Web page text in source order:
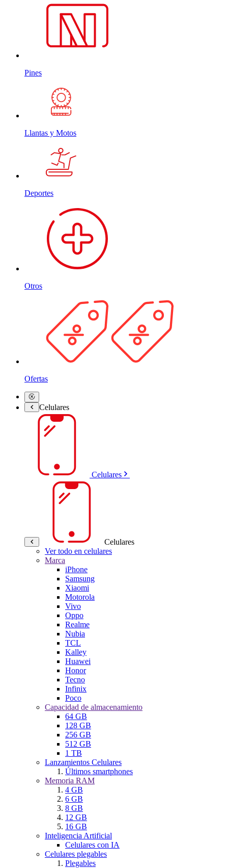
Pines
Llantas y Motos
Deportes
Otros
Ofertas
Celulares
Celulares
Celulares
Ver todo en celulares
Marca
iPhone
Samsung
Xiaomi
Motorola
Vivo
Oppo
Realme
Nubia
TCL
Kalley
Huawei
Honor
Tecno
Infinix
Poco
Capacidad de almacenamiento
64 GB
128 GB
256 GB
512 GB
1 TB
Lanzamientos Celulares
Últimos smartphones
Memoria RAM
4 GB
6 GB
8 GB
12 GB
16 GB
Inteligencia Artificial
Celulares con IA
Celulares plegables
Plegables